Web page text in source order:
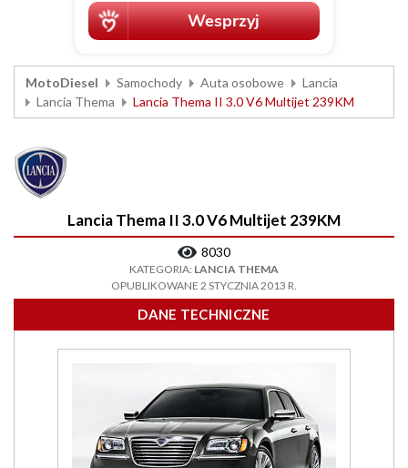
MotoDiesel Samochody Auta osobowe
Lancia
Lancia Thema
Lancia Thema II 3.0 V6 Multijet 239KM
Lancia Thema II 3.0 V6 Multijet 239KM
8030
KATEGORIA: LANCIA THEMA
OPUBLIKOWANE 2 STYCZNIA 2013 R.
DANE TECHNICZNE